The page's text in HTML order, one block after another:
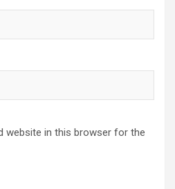
website in this browser for the